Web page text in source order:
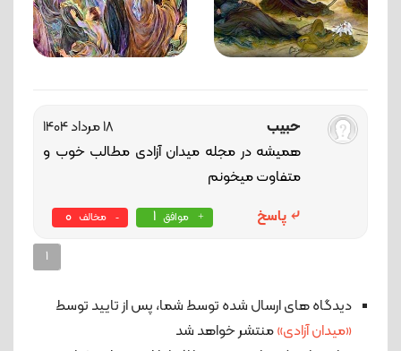
حبیب
18 مرداد 1404
همیشه در مجله میدان آزادی مطالب خوب و
متفاوت میخونم
پاسخ
موافق 1 مخالف 0
1
دیدگاه های ارسال شده توسط شما، پس از تایید توسط
«میدان آزادی»منتشر خواهد شد